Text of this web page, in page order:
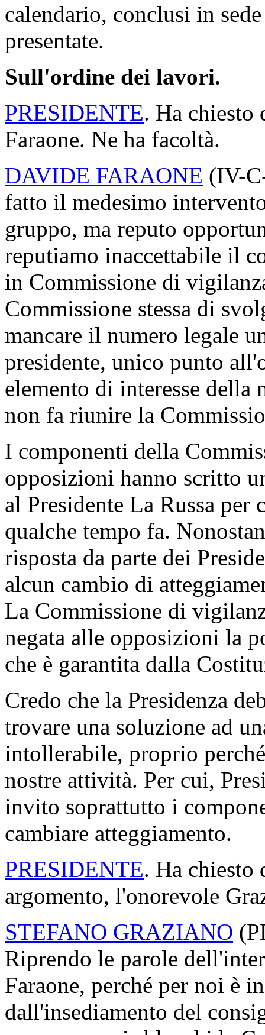
calendario, conclusi in
presentate.
Sull'ordine dei lavori.
PRESIDENTE. Ha chiesto
Faraone. Ne ha facoltà.
DAVIDE FARAONE (IV-
fatto il medesimo
gruppo, ma reputo
reputiamo inaccettabile il
in Commissione di
Commissione stessa di
mancare il numero legale
presidente, unico punto
elemento di interesse della
non fa riunire la
I componenti della
opposizioni hanno scritto
al Presidente La Russa
qualche tempo fa.
risposta da parte dei
alcun cambio di
La Commissione di
negata alle opposizioni la
che è garantita dalla
Credo che la Presidenza
trovare una soluzione ad
intollerabile, proprio
nostre attività. Per cui,
invito soprattutto i
cambiare atteggiamento.
PRESIDENTE. Ha chiesto
argomento, l'onorevole
STEFANO GRAZIANO (
Riprendo le parole
Faraone, perché per noi è
dall'insediamento del